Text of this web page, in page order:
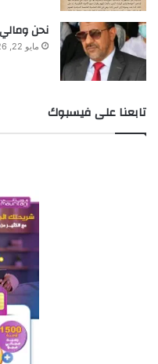
نحن
مايو 22, 2026
تابعنا على فيسبوك